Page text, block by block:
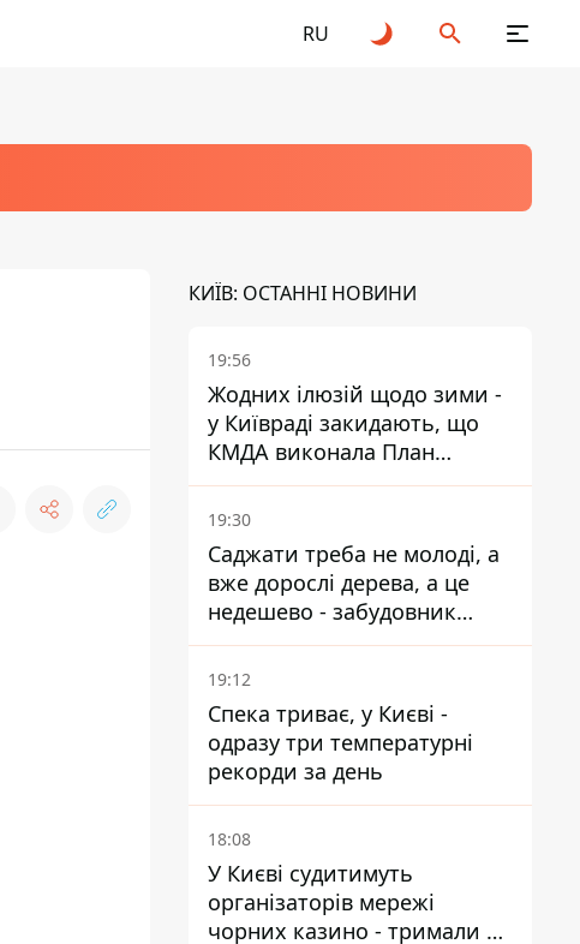
RU
КИЇВ: ОСТАННІ НОВИНИ
19:56
Жодних ілюзій щодо зими -
у Київраді закидають, що
КМДА виконала План
стійкості на 20%
19:30
Саджати треба не молоді, а
вже дорослі дерева, а це
недешево - забудовник
Ніконов
19:12
Спека триває, у Києві -
одразу три температурні
рекорди за день
18:08
У Києві судитимуть
організаторів мережі
чорних казино - тримали 39